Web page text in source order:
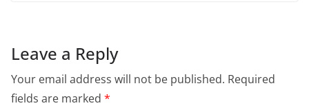
Leave a Reply
Your email address will not be published. Required
fields are marked *